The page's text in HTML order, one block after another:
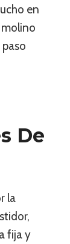
en
De
la
fija y